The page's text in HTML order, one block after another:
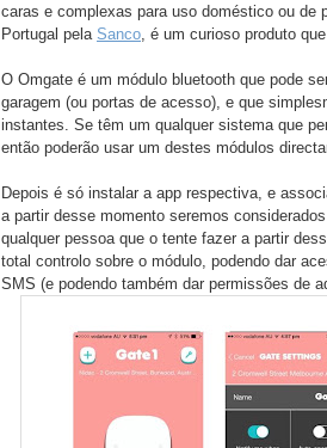
caras e complexas para uso doméstico ou de
Portugal pela Sanco, é um curioso produto
O Omgate é um módulo bluetooth que pode
garagem (ou portas de acesso), e que
instantes. Se têm um qualquer sistema que
então poderão usar um destes módulos
Depois é só instalar a app respectiva, e
a partir desse momento seremos
qualquer pessoa que o tente fazer a partir
total controlo sobre o módulo, podendo dar
SMS (e podendo também dar permissões de